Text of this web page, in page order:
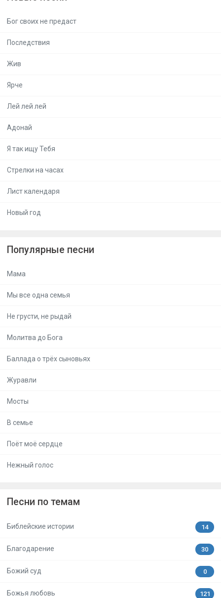
Бог своих не предаст
Последствия
Жив
Ярче
Лей лей лей
Адонай
Я так ищу Тебя
Стрелки на часах
Лист календаря
Новый год
Популярные песни
Мама
Мы все одна семья
Не грусти, не рыдай
Молитва до Бога
Баллада о трёх сыновьях
Журавли
Мосты
В семье
Поёт моё сердце
Нежный голос
Песни по темам
Библейские истории 14
Благодарение 30
Божий суд 0
Божья любовь 121